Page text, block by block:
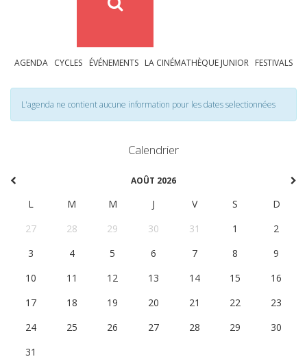
AGENDA CYCLES ÉVÉNEMENTS LA CINÉMATHÈQUE JUNIOR FESTIVALS
L'agenda ne contient aucune information pour les dates selectionnées
Calendrier
AOÛT 2026
L M M J V S
D
27
28 29 30 31 1
2
3
4 5 6 7 8
9
10
11 12 13 14 15
16
17
18 19 20 21 22
23
24
25 26 27 28 29
30
31